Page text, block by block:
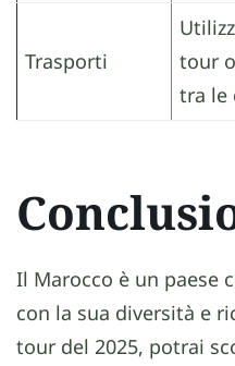
Trasporti
tour
tra le
Il Marocco è un paese
con la sua diversità e
tour del 2025, potrai